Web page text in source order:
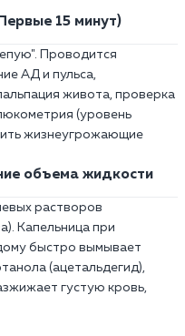
15 минут)
Проводится
АД и пульса,
живота, проверка
(уровень
жизнеугрожающие
объема жидкости
растворов
Капельница при
быстро вымывает
(ацетальдегид),
густую кровь,